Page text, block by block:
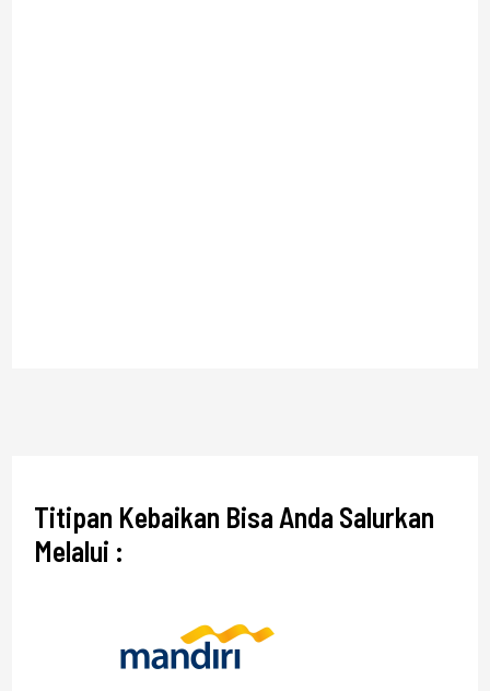
Titipan Kebaikan Bisa Anda Salurkan
Melalui :